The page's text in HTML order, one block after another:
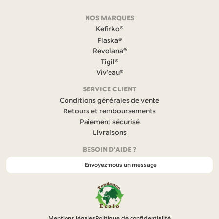
a
c
e
b
o
o
k
s
’
u
v
r
d
a
n
u
n
n
NOS MARQUES
Kefirko®
Flaska®
Revolana®
Tigil®
Viv’eau®
SERVICE CLIENT
Conditions générales de vente
Retours et remboursements
Paiement sécurisé
Livraisons
BESOIN D'AIDE ?
Envoyez-nous un message